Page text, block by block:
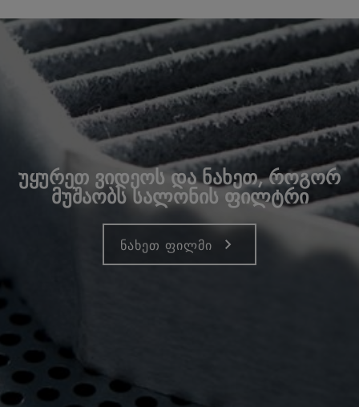
უყურეთ ვიდეოს და ნახეთ, როგორ
მუშაობს სალონის ფილტრი
ნახეთ ფილმი